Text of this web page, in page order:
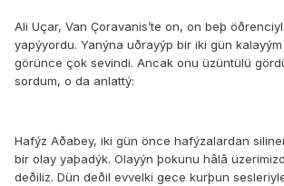
Ali Uçar, Van Çoravanis’te on, on beþ
yapýyordu. Yanýna uðrayýp bir iki gün kalayým
görünce çok sevindi. Ancak onu üzüntülü
sordum, o da anlattý:
Hafýz Aðabey, iki gün önce hafýzalardan
bir olay yaþadýk. Olayýn þokunu hâlâ
deðiliz. Dün deðil evvelki gece kurþun